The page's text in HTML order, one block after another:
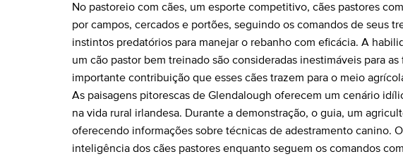
No pastoreio com cães, um esporte competitivo, cães pastores
por campos, cercados e portões, seguindo os comandos de seus
instintos predatórios para manejar o rebanho com eficácia. A
um cão pastor bem treinado são consideradas inestimáveis para
importante contribuição que esses cães trazem para o meio
As paisagens pitorescas de Glendalough oferecem um cenário
na vida rural irlandesa. Durante a demonstração, o guia, um
oferecendo informações sobre técnicas de adestramento canino.
inteligência dos cães pastores enquanto seguem os comandos